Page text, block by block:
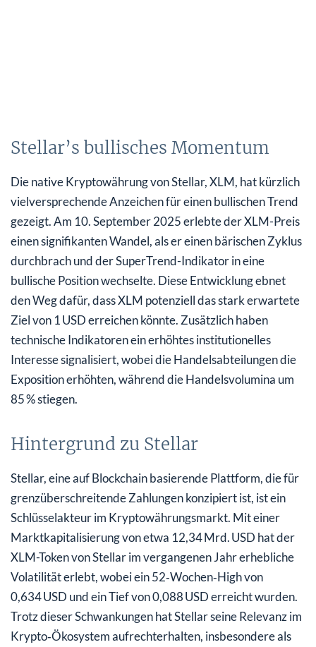
Stellar’s bullisches Momentum
Die native Kryptowährung von Stellar, XLM, hat kürzlich
vielversprechende Anzeichen für einen bullischen Trend
gezeigt. Am 10. September 2025 erlebte der XLM-Preis
einen signifikanten Wandel, als er einen bärischen Zyklus
durchbrach und der SuperTrend-Indikator in eine
bullische Position wechselte. Diese Entwicklung ebnet
den Weg dafür, dass XLM potenziell das stark erwartete
Ziel von 1 USD erreichen könnte. Zusätzlich haben
technische Indikatoren ein erhöhtes institutionelles
Interesse signalisiert, wobei die Handelsabteilungen die
Exposition erhöhten, während die Handelsvolumina um
85 % stiegen.
Hintergrund zu Stellar
Stellar, eine auf Blockchain basierende Plattform, die für
grenzüberschreitende Zahlungen konzipiert ist, ist ein
Schlüsselakteur im Kryptowährungsmarkt. Mit einer
Marktkapitalisierung von etwa 12,34 Mrd. USD hat der
XLM-Token von Stellar im vergangenen Jahr erhebliche
Volatilität erlebt, wobei ein 52‑Wochen‑High von
0,634 USD und ein Tief von 0,088 USD erreicht wurden.
Trotz dieser Schwankungen hat Stellar seine Relevanz im
Krypto‑Ökosystem aufrechterhalten, insbesondere als